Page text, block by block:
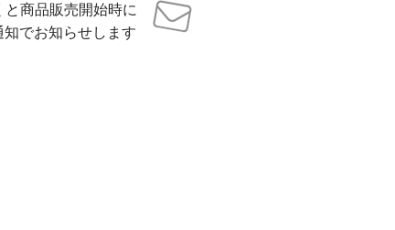
と商品販売開始時に
知でお知らせします